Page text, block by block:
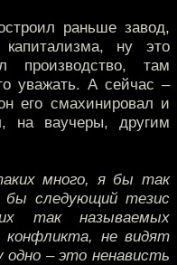
раньше завод,
ну это
производство, там
уважать. А сейчас –
его смахинировал и
на ваучеры, другим
много, я бы так
бы следующий тезис
так называемых
конфликта, не видят
одно – это ненависть